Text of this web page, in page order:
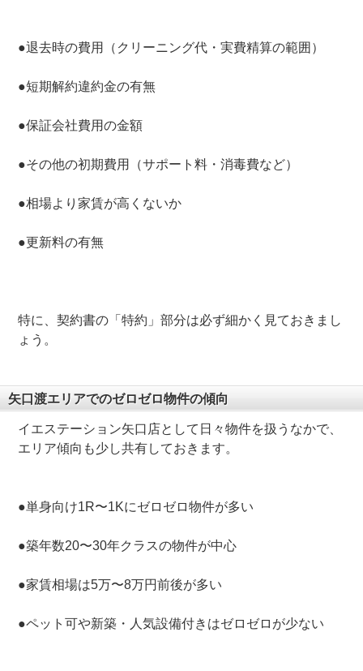
●退去時の費用（クリーニング代・実費精算の範囲）
●短期解約違約金の有無
●保証会社費用の金額
●その他の初期費用（サポート料・消毒費など）
●相場より家賃が高くないか
●更新料の有無
特に、契約書の「特約」部分は必ず細かく見ておきまし
ょう。
矢口渡エリアでのゼロゼロ物件の傾向
イエステーション矢口店として日々物件を扱うなかで、
エリア傾向も少し共有しておきます。
●単身向け1R〜1Kにゼロゼロ物件が多い
●築年数20〜30年クラスの物件が中心
●家賃相場は5万〜8万円前後が多い
●ペット可や新築・人気設備付きはゼロゼロが少ない